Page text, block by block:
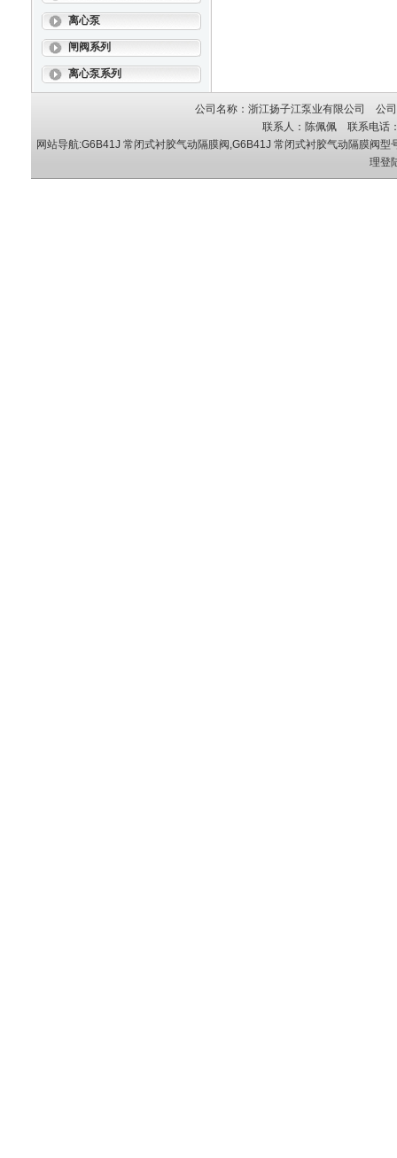
离心泵
闸阀系列
离心泵系列
公司名称：浙江扬子江泵业有限公司 公
联系人：陈佩佩 联系电话
网站导航:G6B41J 常闭式衬胶气动隔膜阀,G6B41J 常闭式衬胶气动隔膜阀型
理登